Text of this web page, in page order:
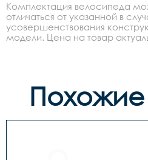
Комплектация велосипеда
отличаться от указанной в
усовершенствования
модели. Цена на товар